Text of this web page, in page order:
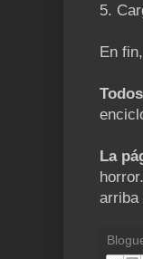
5.
En
La
horror.
arriba